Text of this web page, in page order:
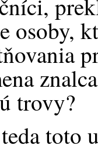
osoby,
trovy?
toto